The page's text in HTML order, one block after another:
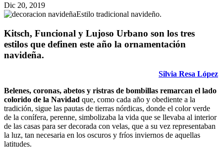
Dic 20, 2019
Estilo tradicional navideño.
Kitsch, Funcional y Lujoso Urbano son los tres
estilos que definen este año la ornamentación
navideña.
Silvia Resa López
Belenes, coronas, abetos y ristras de bombillas remarcan el lado
colorido de la Navidad que, como cada año y obediente a la
tradición, sigue las pautas de tierras nórdicas, donde el color verde
de la conífera, perenne, simbolizaba la vida que se llevaba al interior
de las casas para ser decorada con velas, que a su vez representaban
la luz, tan necesaria en los oscuros y fríos inviernos de aquellas
latitudes.